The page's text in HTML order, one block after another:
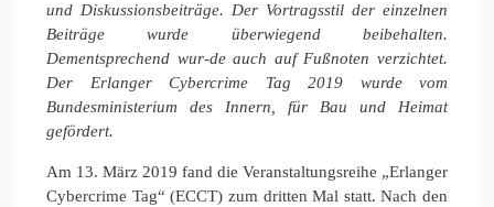
und Diskussionsbeiträge. Der Vortragsstil der einzelnen
Beiträge wurde überwiegend beibehalten.
Dementsprechend wur-de auch auf Fußnoten verzichtet.
Der Erlanger Cybercrime Tag 2019 wurde vom
Bundesministerium des Innern, für Bau und Heimat
gefördert.
Am 13. März 2019 fand die Veranstaltungsreihe „Erlanger
Cybercrime Tag“ (ECCT) zum dritten Mal statt. Nach den